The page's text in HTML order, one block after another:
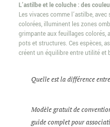
L’astilbe et le coluche : des
Les vivaces comme l’astilbe,
colorées, illuminent les zones
grimpante aux feuillages colorés,
pots et structures. Ces espèces,
créent un équilibre entre utilité et
Quelle est la différence
Modèle gratuit de
guide complet pour